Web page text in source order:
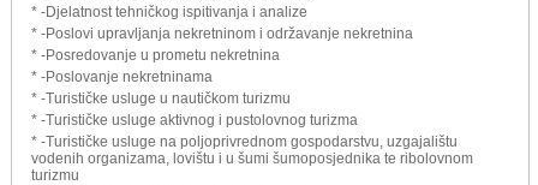
* -Djelatnost tehničkog ispitivanja i analize
* -Poslovi upravljanja nekretninom i održavanje nekretnina
* -Posredovanje u prometu nekretnina
* -Poslovanje nekretninama
* -Turističke usluge u nautičkom turizmu
* -Turističke usluge aktivnog i pustolovnog turizma
* -Turističke usluge na poljoprivrednom gospodarstvu, uzgajalištu
vodenih organizama, lovištu i u šumi šumoposjednika te ribolovnom
turizmu